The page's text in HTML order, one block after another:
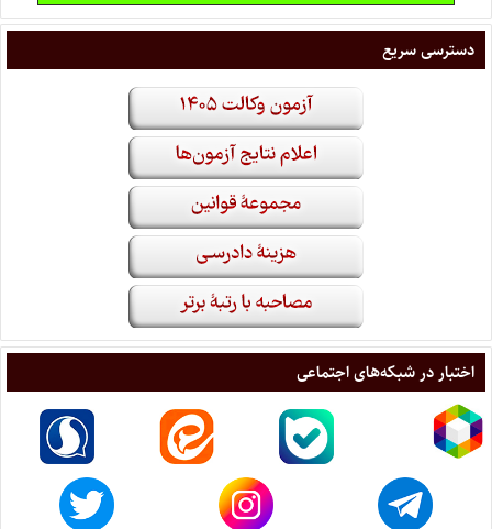
دسترسی سریع
اختبار در شبکه‌های اجتماعی